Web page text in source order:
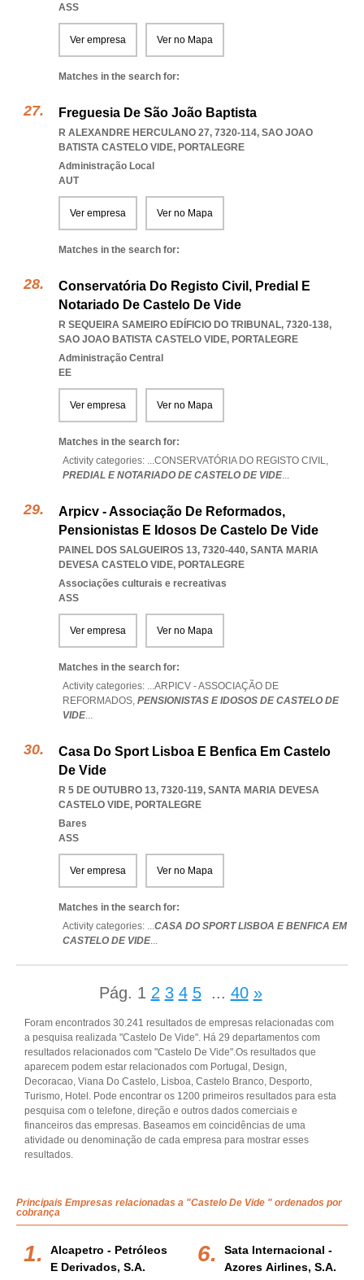
ASS
Ver empresa Ver no Mapa
Matches in the search for:
Freguesia De São João Baptista
R ALEXANDRE HERCULANO 27, 7320-114, SAO JOAO
BATISTA CASTELO VIDE, PORTALEGRE
Administração Local
AUT
Ver empresa Ver no Mapa
Matches in the search for:
Conservatória Do Registo Civil, Predial E
Notariado De Castelo De Vide
R SEQUEIRA SAMEIRO EDÍFICIO DO TRIBUNAL, 7320-138,
SAO JOAO BATISTA CASTELO VIDE, PORTALEGRE
Administração Central
EE
Ver empresa Ver no Mapa
Matches in the search for:
Activity categories: ...CONSERVATÓRIA DO REGISTO CIVIL,
PREDIAL E NOTARIADO DE CASTELO DE VIDE...
Arpicv - Associação De Reformados,
Pensionistas E Idosos De Castelo De Vide
PAINEL DOS SALGUEIROS 13, 7320-440, SANTA MARIA
DEVESA CASTELO VIDE, PORTALEGRE
Associações culturais e recreativas
ASS
Ver empresa Ver no Mapa
Matches in the search for:
Activity categories: ...ARPICV - ASSOCIAÇÃO DE
REFORMADOS, PENSIONISTAS E IDOSOS DE CASTELO DE
VIDE...
Casa Do Sport Lisboa E Benfica Em Castelo
De Vide
R 5 DE OUTUBRO 13, 7320-119, SANTA MARIA DEVESA
CASTELO VIDE, PORTALEGRE
Bares
ASS
Ver empresa Ver no Mapa
Matches in the search for:
Activity categories: ...CASA DO SPORT LISBOA E BENFICA EM
CASTELO DE VIDE...
Pág. 1 2 3 4 5 ... 40 »
Foram encontrados 30.241 resultados de empresas relacionadas com
a pesquisa realizada "Castelo De Vide". Há 29 departamentos com
resultados relacionados com "Castelo De Vide".Os resultados que
aparecem podem estar relacionados com Portugal, Design,
Decoracao, Viana Do Castelo, Lisboa, Castelo Branco, Desporto,
Turismo, Hotel. Pode encontrar os 1200 primeiros resultados para esta
pesquisa com o telefone, direção e outros dados comerciais e
financeiros das empresas. Baseamos em coincidências de uma
atividade ou denominação de cada empresa para mostrar esses
resultados.
Principais Empresas relacionadas a "Castelo De Vide " ordenados por
cobrança
Alcapetro - Petróleos
E Derivados, S.a.
Sata Internacional -
Azores Airlines, S.a.